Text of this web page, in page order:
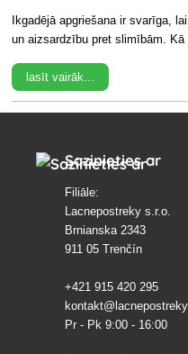
Ikgadējā apgriešana ir svarīga,
un aizsardzību pret slimībām.
lasīt vairāk...
Sazinieties ar
Filiāle:
Lacnepostreky s.r.o.
Brnianska 2343
911 05 Trenčín
+421 915 420 295
Pr - Pk 9:00 - 16:00